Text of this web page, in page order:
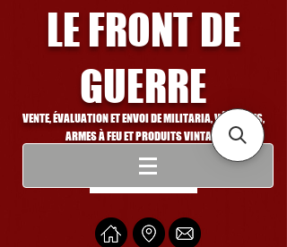
LE FRONT DE
GUERRE
VENTE, ÉVALUATION ET ENVOI DE MILITARIA, VÉHICULES,
ARMES À FEU ET PRODUITS VINTAGE
Se connecter